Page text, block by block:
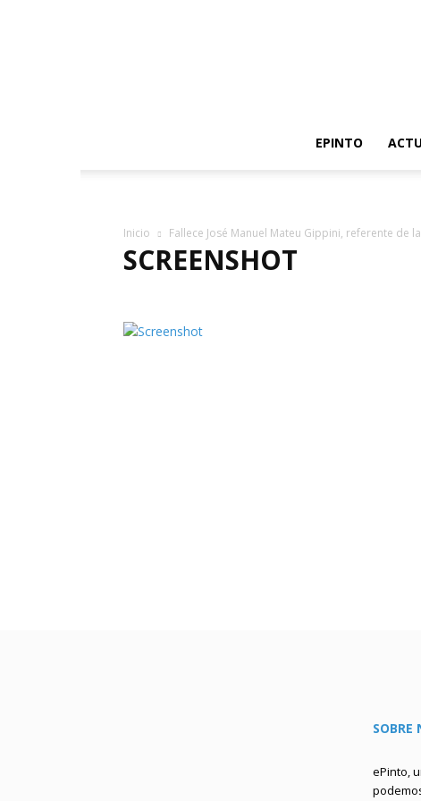
EPINTO
Inicio Fallece José Manuel Mateu Gippini, referente de
SCREENSHOT
SOBRE
ePinto,